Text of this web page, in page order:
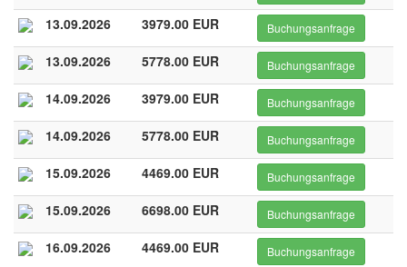
13.09.2026 3979.00 EUR Buchungsanfrage
13.09.2026 5778.00 EUR Buchungsanfrage
14.09.2026 3979.00 EUR Buchungsanfrage
14.09.2026 5778.00 EUR Buchungsanfrage
15.09.2026 4469.00 EUR Buchungsanfrage
15.09.2026 6698.00 EUR Buchungsanfrage
16.09.2026 4469.00 EUR Buchungsanfrage